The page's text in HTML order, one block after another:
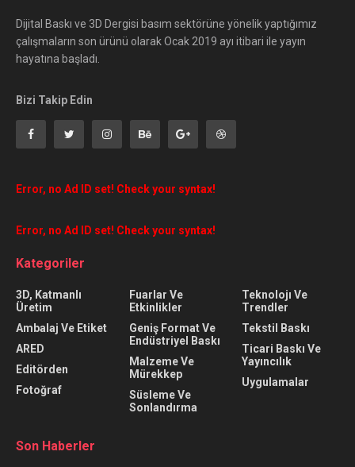
Dijital Baskı ve 3D Dergisi basım sektörüne yönelik yaptığımız
çalışmaların son ürünü olarak Ocak 2019 ayı itibari ile yayın
hayatına başladı.
Bizi Takip Edin
Error, no Ad ID set! Check your syntax!
Error, no Ad ID set! Check your syntax!
Kategoriler
3D, Katmanlı
Üretim
Ambalaj Ve Etiket
ARED
Editörden
Fotoğraf
Fuarlar Ve
Etkinlikler
Geniş Format Ve
Endüstriyel Baskı
Malzeme Ve
Mürekkep
Süsleme Ve
Sonlandırma
Teknolojı Ve
Trendler
Tekstil Baskı
Ticari Baskı Ve
Yayıncılık
Uygulamalar
Son Haberler